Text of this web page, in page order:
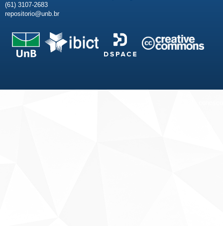
(61) 3107-2683
repositorio@unb.br